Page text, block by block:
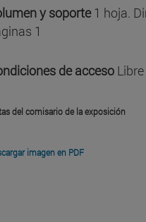
y soporte1 hoja.
1
de acceso Libre
del comisario de la exposición
imagen en PDF